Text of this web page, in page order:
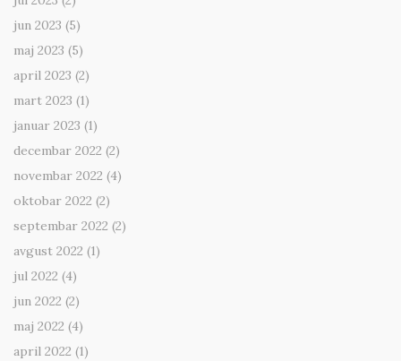
jun 2023 (5)
maj 2023 (5)
april 2023 (2)
mart 2023 (1)
januar 2023 (1)
decembar 2022 (2)
novembar 2022 (4)
oktobar 2022 (2)
septembar 2022 (2)
avgust 2022 (1)
jul 2022 (4)
jun 2022 (2)
maj 2022 (4)
april 2022 (1)